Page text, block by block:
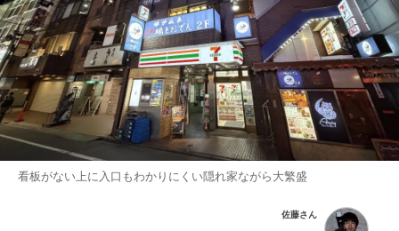
看板がない上に入口もわかりにくい隠れ家ながら大繁盛
佐藤さん